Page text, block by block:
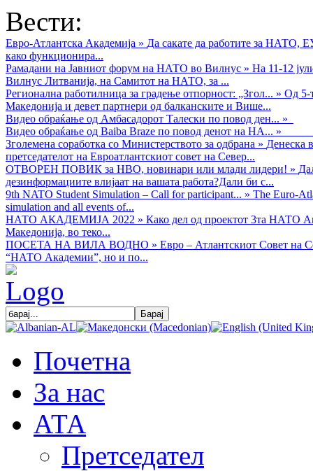
Вести:
Евро-Атлантска Академија » Да сакате да работите за НАТО,
како функционира...
Рамадани на Јавниот форум на НАТО во Вилнус » На 11-12
Вилнус Литванија, на Самитот на НАТО, за ...
Регионална работилница за градење отпорност: „Згол... » Од 5-
Македонија и девет партнери од балканските и Више...
Видео обраќањe од Амбасадорот Талески по повод ден... »
Видео обраќање од Baiba Braze по повод денот на НА... »
Зголемена соработка со Министерството за одбрана » Денеска
претседателот на Евроатлантскиот совет на Север...
ОТВОРЕН ПОВИК за НВО, новинари или млади лидери! »
дезинформациите влијаат на вашата работа?Дали би с...
9th NATO Student Simulation – Call for participant... » The Euro-
simulation and all events of...
НАТО АКАДЕМИЈА 2022 » Како дел од проектот 3та НАТО
Македонија, во теко...
ПОСЕТА НА ВИЛА ВОДНО » Евро – Атлантскиот Совет на
“НАТО Академии”, но и по...
Почетна
За нас
АТА
Претседател